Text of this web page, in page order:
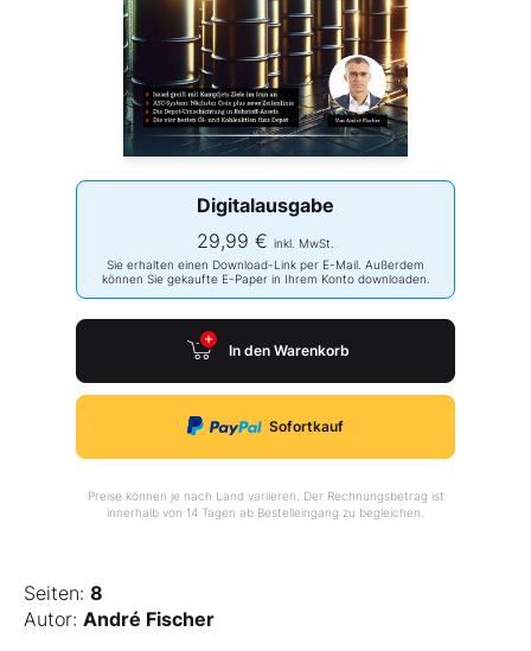
Digitalausgabe
29,99 € inkl. MwSt.
Sie erhalten einen Download-Link per E-Mail. Außerdem
können Sie gekaufte E-Paper in Ihrem Konto downloaden.
In den Warenkorb
Sofortkauf
Preise können je nach Land variieren. Der Rechnungsbetrag ist
innerhalb von 14 Tagen ab Bestelleingang zu begleichen.
Seiten: 8
Autor: André Fischer